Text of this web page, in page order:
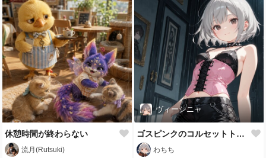
休憩時間が終わらない
流月(Rutsuki)
ヴィーシニャ
ゴスピンクのコルセットトップとレザーパンツ
わちち